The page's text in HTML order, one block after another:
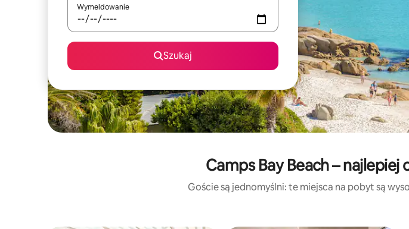
Wymeldowanie
Szukaj
Camps Bay Beach –
Goście są jednomyślni: te miejsca na pobyt są